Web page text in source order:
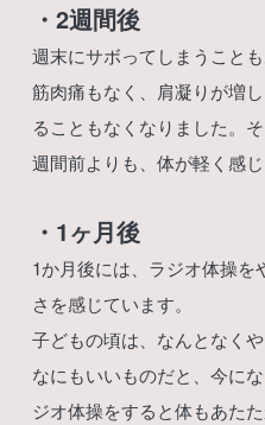
・2週間後
週末にサボってしまうこと
筋肉痛もなく、肩凝りが増
ることもなくなりました。
週間前よりも、体が軽く感じ
・1ヶ月後
1か月後には、ラジオ体操を
さを感じています。
子どもの頃は、なんとなく
なにもいいものだと、今に
ジオ体操をすると体もあた